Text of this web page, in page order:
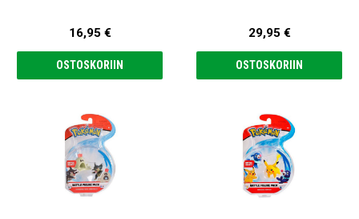
16,95 €
OSTOSKORIIN
29,95 €
OSTOSKORIIN